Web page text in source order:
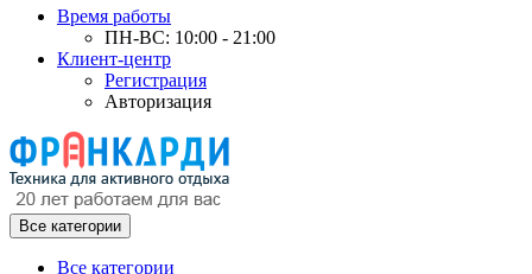
Время работы
ПН-ВС: 10:00 - 21:00
Клиент-центр
Регистрация
Авторизация
Все категории
Все категории